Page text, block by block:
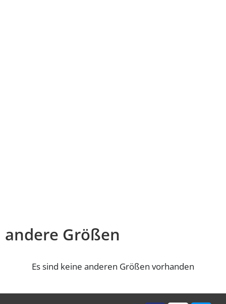
andere Größen
Es sind keine anderen Größen vorhanden